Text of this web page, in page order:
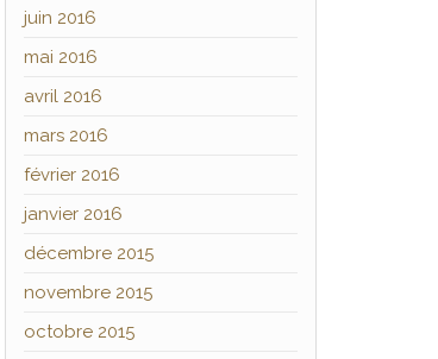
juin 2016
mai 2016
avril 2016
mars 2016
février 2016
janvier 2016
décembre 2015
novembre 2015
octobre 2015